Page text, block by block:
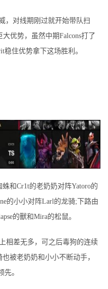
对线期刚过就开始带队扫
优势，虽然中期Falcons打了
住优势拿下这场胜利。
和Cr1t的老奶奶对阵Yatoro的
的小小对阵Larl的龙骑;下路由
的獸和Mira的松鼠。
差无多，可之后毒狗的连续
被老奶奶和小小不断动手，
先。